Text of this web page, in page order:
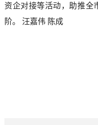
资企对接等活动，助推全
阶。 汪嘉伟 陈成